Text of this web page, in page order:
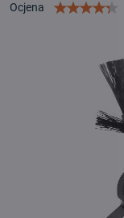
Ocjena